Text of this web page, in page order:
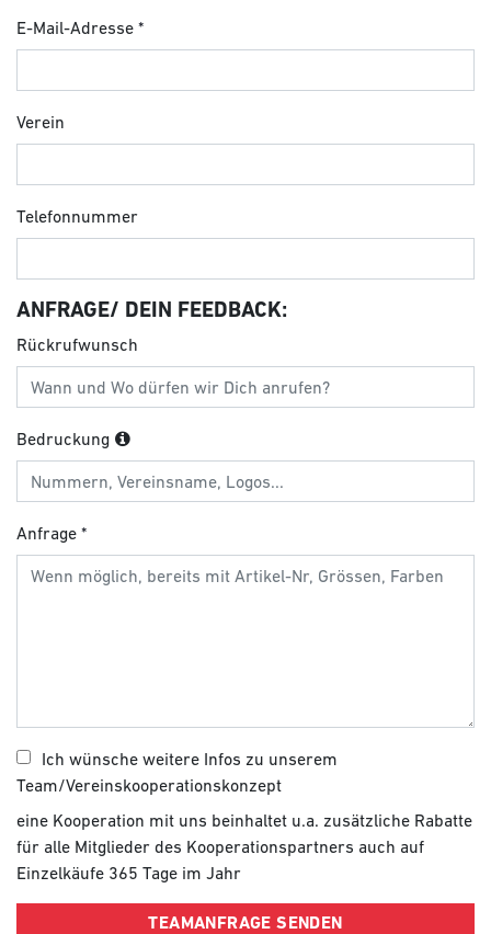
E-Mail-Adresse
Verein
Telefonnummer
ANFRAGE/ DEIN FEEDBACK:
Rückrufwunsch
Bedruckung
Anfrage
Ich wünsche weitere Infos zu unserem
Team/Vereinskooperationskonzept
eine Kooperation mit uns beinhaltet u.a. zusätzliche Rabatte
für alle Mitglieder des Kooperationspartners auch auf
Einzelkäufe 365 Tage im Jahr
TEAMANFRAGE SENDEN